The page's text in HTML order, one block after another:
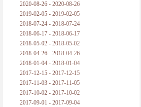
2020-08-26 - 2020-08-26
2019-02-05 - 2019-02-05
2018-07-24 - 2018-07-24
2018-06-17 - 2018-06-17
2018-05-02 - 2018-05-02
2018-04-26 - 2018-04-26
2018-01-04 - 2018-01-04
2017-12-15 - 2017-12-15
2017-11-03 - 2017-11-05
2017-10-02 - 2017-10-02
2017-09-01 - 2017-09-04